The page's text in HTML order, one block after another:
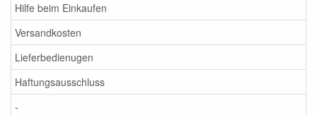
Hilfe beim Einkaufen
Versandkosten
Lieferbedienugen
Haftungsausschluss
-